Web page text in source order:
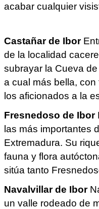
acabar cualquier
Castañar de Ibor
de la localidad
subrayar la Cueva
a cual más bella,
los aficionados a la
Fresnedoso de Ibor
las más importantes
Extremadura. Su
fauna y flora
sitúa tanto
Navalvillar de Ibor
un valle rodeado de